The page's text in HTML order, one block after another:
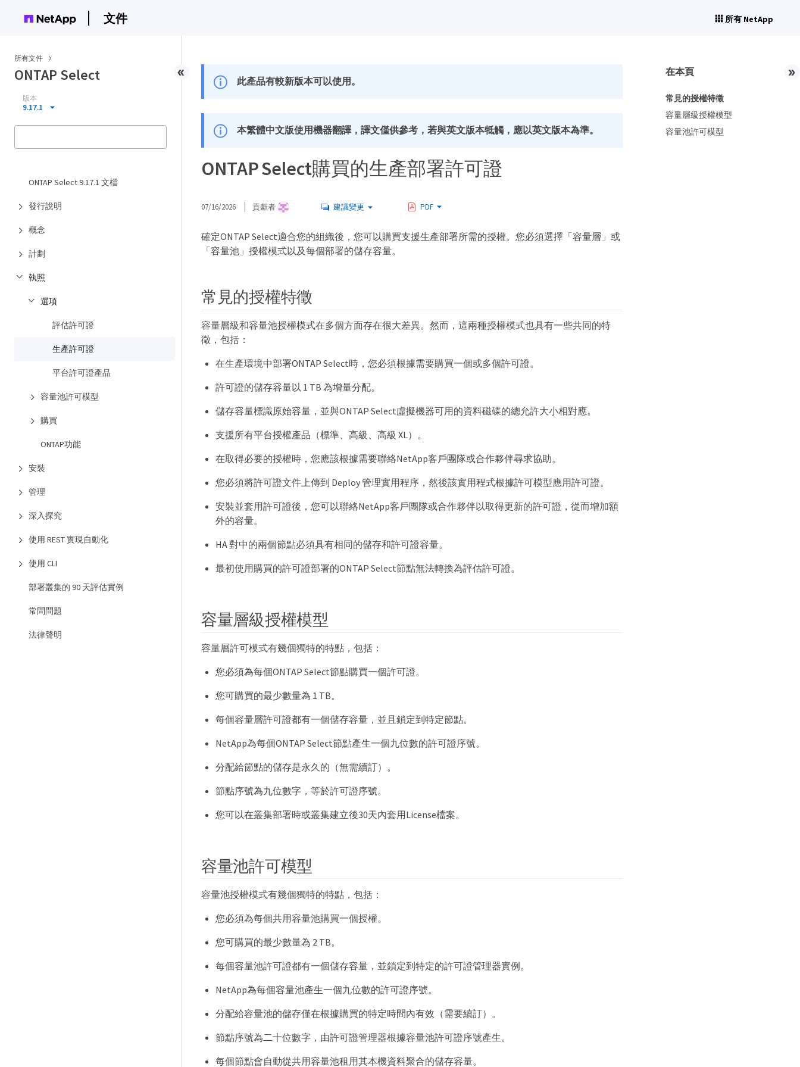
文件 所有 NetApp
所有文件
ONTAP Select
版本
9.17.1
ONTAP Select 9.17.1 文檔
發行說明
概念
計劃
執照
選項
評估許可證
生產許可證
平台許可證產品
容量池許可模型
購買
ONTAP功能
安裝
管理
深入探究
使用 REST 實現自動化
使用 CLI
部署叢集的 90 天評估實例
常問問題
法律聲明
此產品有較新版本可以使用。
本繁體中文版使用機器翻譯，譯文僅供參考，若與英文版本牴觸，應以英文版本為準。
ONTAP Select購買的生產部署許可證
07/16/2026 貢獻者 建議變更 PDF
確定ONTAP Select適合您的組織後，您可以購買支援生產部署所需的授權。您必須選擇「容量層」或
「容量池」授權模式以及每個部署的儲存容量。
常見的授權特徵
容量層級和容量池授權模式在多個方面存在很大差異。然而，這兩種授權模式也具有一些共同的特
徵，包括：
在生產環境中部署ONTAP Select時，您必須根據需要購買一個或多個許可證。
許可證的儲存容量以 1 TB 為增量分配。
儲存容量標識原始容量，並與ONTAP Select虛擬機器可用的資料磁碟的總允許大小相對應。
支援所有平台授權產品（標準、高級、高級 XL）。
在取得必要的授權時，您應該根據需要聯絡NetApp客戶團隊或合作夥伴尋求協助。
您必須將許可證文件上傳到 Deploy 管理實用程序，然後該實用程式根據許可模型應用許可證。
安裝並套用許可證後，您可以聯絡NetApp客戶團隊或合作夥伴以取得更新的許可證，從而增加額
外的容量。
HA 對中的兩個節點必須具有相同的儲存和許可證容量。
最初使用購買的許可證部署的ONTAP Select節點無法轉換為評估許可證。
容量層級授權模型
容量層許可模式有幾個獨特的特點，包括：
您必須為每個ONTAP Select節點購買一個許可證。
您可購買的最少數量為 1 TB。
每個容量層許可證都有一個儲存容量，並且鎖定到特定節點。
NetApp為每個ONTAP Select節點產生一個九位數的許可證序號。
分配給節點的儲存是永久的（無需續訂）。
節點序號為九位數字，等於許可證序號。
您可以在叢集部署時或叢集建立後30天內套用License檔案。
容量池許可模型
容量池授權模式有幾個獨特的特點，包括：
您必須為每個共用容量池購買一個授權。
您可購買的最少數量為 2 TB。
每個容量池許可證都有一個儲存容量，並鎖定到特定的許可證管理器實例。
NetApp為每個容量池產生一個九位數的許可證序號。
分配給容量池的儲存僅在根據購買的特定時間內有效（需要續訂）。
節點序號為二十位數字，由許可證管理器根據容量池許可證序號產生。
每個節點會自動從共用容量池租用其本機資料聚合的儲存容量。
在本頁
常見的授權特徵
容量層級授權模型
容量池許可模型